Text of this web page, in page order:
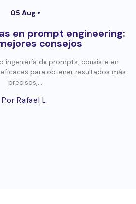
05 Aug •
en prompt engineering:
consejos
ingeniería de prompts, consiste en
para obtener resultados más
precisos,...
Por Rafael L.